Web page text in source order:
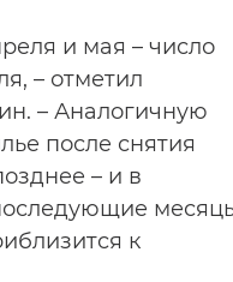
и мая – число
– отметил
– Аналогичную
после снятия
– и в
к